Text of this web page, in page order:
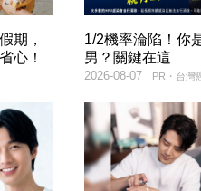
期，
心！
1/2機率淪陷！你
男？關鍵在這
PR・台灣
2026-08-07